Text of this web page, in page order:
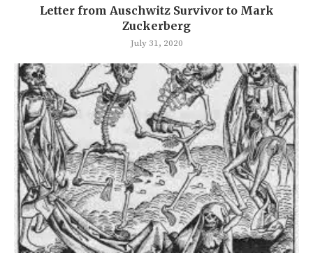
Letter from Auschwitz Survivor to Mark
Zuckerberg
July 31, 2020